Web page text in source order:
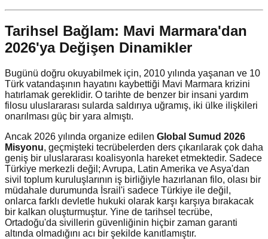
Tarihsel Bağlam: Mavi Marmara'dan
2026'ya Değişen Dinamikler
Bugünü doğru okuyabilmek için, 2010 yılında yaşanan ve 10
Türk vatandaşının hayatını kaybettiği Mavi Marmara krizini
hatırlamak gereklidir. O tarihte de benzer bir insani yardım
filosu uluslararası sularda saldırıya uğramış, iki ülke ilişkileri
onarılması güç bir yara almıştı.
Ancak 2026 yılında organize edilen Global Sumud 2026
Misyonu, geçmişteki tecrübelerden ders çıkarılarak çok daha
geniş bir uluslararası koalisyonla hareket etmektedir. Sadece
Türkiye merkezli değil; Avrupa, Latin Amerika ve Asya'dan
sivil toplum kuruluşlarının iş birliğiyle hazırlanan filo, olası bir
müdahale durumunda İsrail'i sadece Türkiye ile değil,
onlarca farklı devletle hukuki olarak karşı karşıya bırakacak
bir kalkan oluşturmuştur. Yine de tarihsel tecrübe,
Ortadoğu'da sivillerin güvenliğinin hiçbir zaman garanti
altında olmadığını acı bir şekilde kanıtlamıştır.